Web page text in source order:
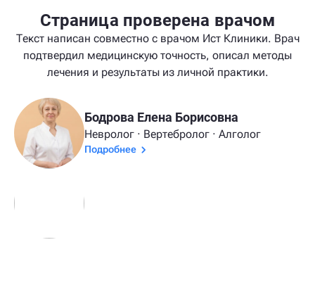
Страница проверена врачом
Текст написан совместно с врачом Ист Клиники. Врач
подтвердил медицинскую точность, описал методы
лечения и результаты из личной практики.
Бодрова Елена Борисовна
Невролог · Вертебролог · Алголог
Подробнее